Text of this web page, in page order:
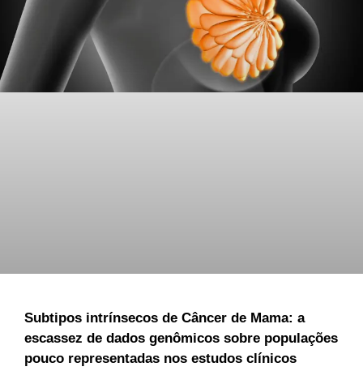
Subtipos intrínsecos de Câncer de Mama: a
escassez de dados genômicos sobre populações
pouco representadas nos estudos clínicos